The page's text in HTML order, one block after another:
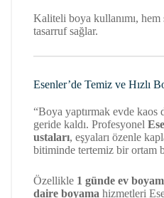
Kaliteli boya kullanımı, hem
tasarruf sağlar.
Esenler’de Temiz ve Hızlı
“Boya yaptırmak evde kaos
geride kaldı. Profesyonel
ustaları, eşyaları özenle
bitiminde tertemiz bir ortam
Özellikle 1 günde ev
daire boyama hizmetleri